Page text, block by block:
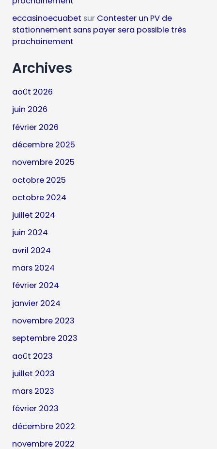
eccasinoecuabet sur Contester un PV de
stationnement sans payer sera possible très
prochainement
Archives
août 2026
juin 2026
février 2026
décembre 2025
novembre 2025
octobre 2025
octobre 2024
juillet 2024
juin 2024
avril 2024
mars 2024
février 2024
janvier 2024
novembre 2023
septembre 2023
août 2023
juillet 2023
mars 2023
février 2023
décembre 2022
novembre 2022